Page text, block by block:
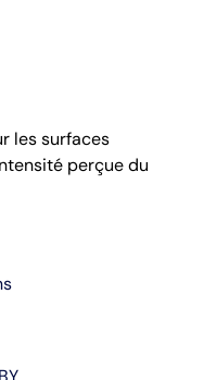
les surfaces
perçue du